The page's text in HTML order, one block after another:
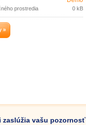
prostredia 0 kB
»
zaslúžia vašu pozornosť